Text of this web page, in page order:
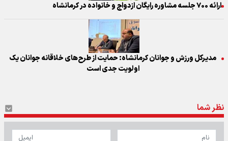
ارائه ۷۰۰ جلسه مشاوره رایگان ازدواج و خانواده در کرمانشاه
مدیرکل ورزش و جوانان کرمانشاه: حمایت از طرح‌های خلاقانه جوانان یک
اولویت جدی است
نظر شما